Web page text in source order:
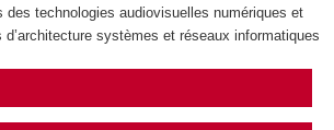
des technologies audiovisuelles numériques et
systèmes et réseaux informatiques